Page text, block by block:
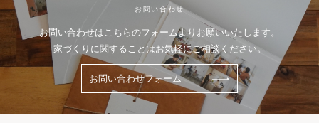
お問い合わせ
お問い合わせはこちらのフォームよりお願いいたします。
家づくりに関することはお気軽にご相談ください。
お問い合わせフォーム